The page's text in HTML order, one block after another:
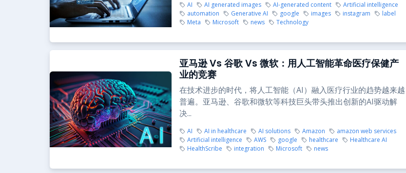
AI AI generated images AI-generated content
Artificial intelligence
automation
Generative AI google images instagram
label
Meta
Microsoft news Technology
亚马逊 Vs 谷歌 Vs 微软：用人工智能革命医疗保健产
业的竞赛
在技术进步的时代，将人工智能（AI）融入医疗行业的趋势越来越
普遍。亚马逊、谷歌和微软等科技巨头带头推出创新的AI驱动解
决...
AI AI in healthcare AI solutions Amazon
amazon web services
Artificial intelligence
AWS google healthcare
Healthcare AI
HealthScribe
integration Microsoft news